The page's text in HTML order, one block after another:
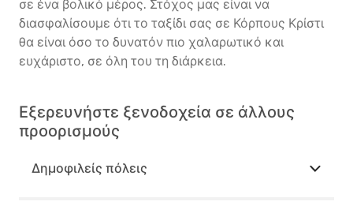
σε ένα βολικό μέρος. Στόχος μας είναι να
διασφαλίσουμε ότι το ταξίδι σας σε Κόρπους Κρίστι
θα είναι όσο το δυνατόν πιο χαλαρωτικό και
ευχάριστο, σε όλη του τη διάρκεια.
Εξερευνήστε ξενοδοχεία σε άλλους
προορισμούς
Δημοφιλείς πόλεις